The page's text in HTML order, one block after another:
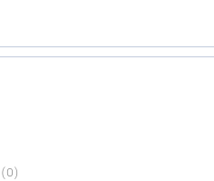
(0)